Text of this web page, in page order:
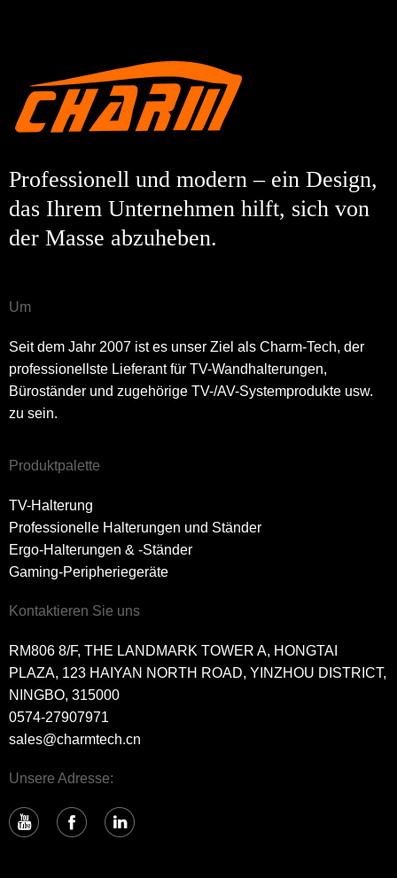
Professionell und modern – ein Design,
das Ihrem Unternehmen hilft, sich von
der Masse abzuheben.
Um
Seit dem Jahr 2007 ist es unser Ziel als Charm-Tech, der
professionellste Lieferant für TV-Wandhalterungen,
Büroständer und zugehörige TV-/AV-Systemprodukte usw.
zu sein.
Produktpalette
TV-Halterung
Professionelle Halterungen und Ständer
Ergo-Halterungen & -Ständer
Gaming-Peripheriegeräte
Kontaktieren Sie uns
RM806 8/F, THE LANDMARK TOWER A, HONGTAI
PLAZA, 123 HAIYAN NORTH ROAD, YINZHOU DISTRICT,
NINGBO, 315000
0574-27907971
sales@charmtech.cn
Unsere Adresse: